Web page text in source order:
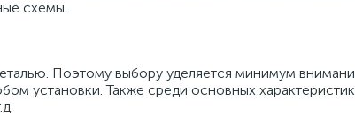
схемы.
Поэтому выбору уделяется минимум
установки. Также среди основных